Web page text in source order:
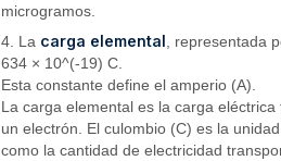
microgramos.
4. La carga elemental , representada
634 × 10^(-19) C.
Esta constante define el amperio (A).
La carga elemental es la carga
un electrón. El culombio (C) es la
como la cantidad de electricidad